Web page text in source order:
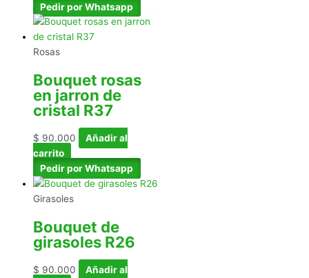
Pedir por Whatsapp
Rosas
Bouquet rosas
en jarron de
cristal R37
$ 90.000
Añadir al
carrito
Pedir por Whatsapp
Girasoles
Bouquet de
girasoles R26
$ 90.000
Añadir al